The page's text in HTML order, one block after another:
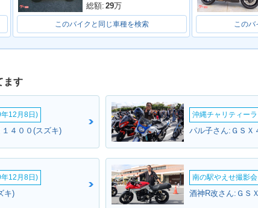
総額: 29万
このバイクと同じ車種を検索 このバ
ます
12月8日)
４００(スズキ)
沖縄チャリティー
パル子さん:ＧＳＸ
12月8日)
キ)
南の駅やえせ撮影
酒神R改さん:ＧＳ